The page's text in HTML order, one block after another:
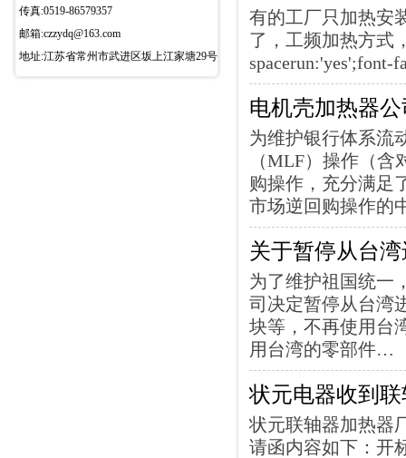
传真:0519-86579357
邮箱:czzydq@163.com
地址:江苏省常州市武进区坂上江家塘29号
有的工厂只加热安
了，工频加热方式
电机壳加热器
为维护银行体系流
（MLF）操作（
购操作，充分满足
市场逆回购操作的
关于暂停从台
为了维护祖国统一
司决定暂停从台湾
块等，不再使用台
用台湾的零部件…
状元电器收到
状元联轴器加热器
请函内容如下：开